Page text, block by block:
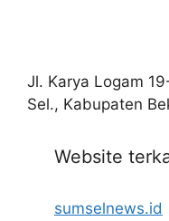
Jl. Karya Logam
Sel., Kabupaten
Website
sumselnews.id